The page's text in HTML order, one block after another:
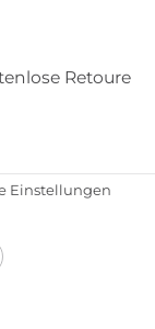
Retoure
Einstellungen